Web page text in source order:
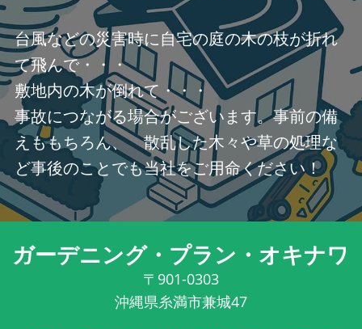
台風などの災害時に自宅の庭の木の枝が折れ
て飛んで・・・
敷地内の木が倒れて・・・
事故につながる場合がございます。事前の備
えももちろん、 散乱した木々や草の処理な
ど事後のことでも当社をご用命ください！
ガーデニング・プラン・オキナワ
〒901-0303
沖縄県糸満市兼城47